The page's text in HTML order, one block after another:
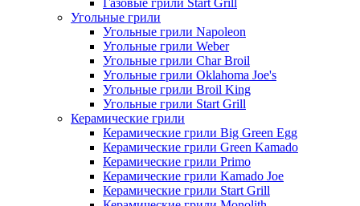
Угольные грили
Угольные грили Napoleon
Угольные грили Weber
Угольные грили Char Broil
Угольные грили Oklahoma Joe's
Угольные грили Broil King
Угольные грили Start Grill
Керамические грили
Керамические грили Big Green Egg
Керамические грили Green Kamado
Керамические грили Primo
Керамические грили Kamado Joe
Керамические грили Start Grill